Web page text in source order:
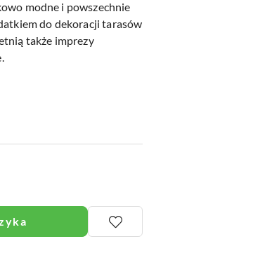
modne i powszechnie
do dekoracji tarasów
także imprezy